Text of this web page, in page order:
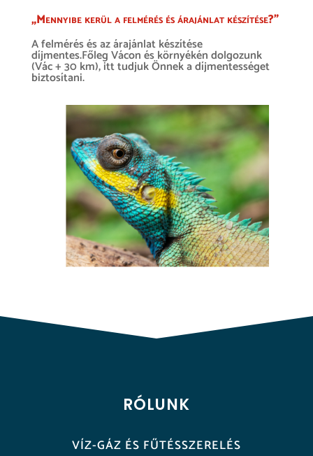
„Mennyibe kerül a felmérés és árajánlat készítése?”
A felmérés és az árajánlat készítése
díjmentes.Főleg Vácon és környékén dolgozunk
(Vác + 30 km), itt tudjuk Önnek a díjmentességet
biztosítani.
RÓLUNK
VÍZ-GÁZ ÉS FŰTÉSSZERELÉS